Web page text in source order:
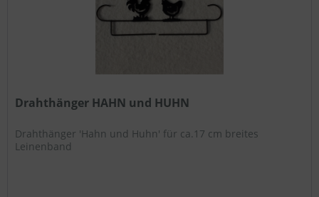
Drahthänger HAHN und HUHN
Drahthänger 'Hahn und Huhn' für ca.17 cm breites
Leinenband